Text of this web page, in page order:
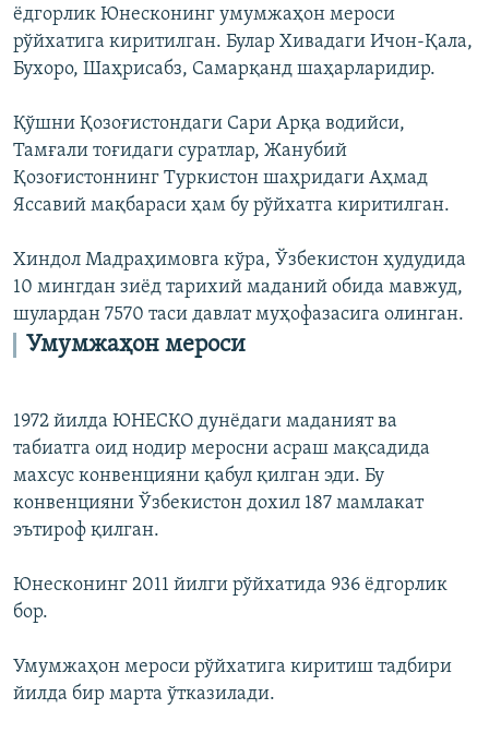
ëдгорлик Юнесконинг умумжаҳон мероси
рўйхатига киритилган. Булар Хивадаги Ичон-Қала,
Бухоро, Шаҳрисабз, Самарқанд шаҳарларидир.
Қўшни Қозоғистондаги Сари Арқа водийси,
Тамғали тоғидаги суратлар, Жанубий
Қозоғистоннинг Туркистон шаҳридаги Аҳмад
Яссавий мақбараси ҳам бу рўйхатга киритилган.
Хиндол Мадраҳимовга кўра, Ўзбекистон ҳудудида
10 мингдан зиëд тарихий маданий обида мавжуд,
шулардан 7570 таси давлат муҳофазасига олинган.
Умумжаҳон мероси
1972 йилда ЮНЕСКО дунëдаги маданият ва
табиатга оид нодир меросни асраш мақсадида
махсус конвенцияни қабул қилган эди. Бу
конвенцияни Ўзбекистон дохил 187 мамлакат
эътироф қилган.
Юнесконинг 2011 йилги рўйхатида 936 ëдгорлик
бор.
Умумжаҳон мероси рўйхатига киритиш тадбири
йилда бир марта ўтказилади.